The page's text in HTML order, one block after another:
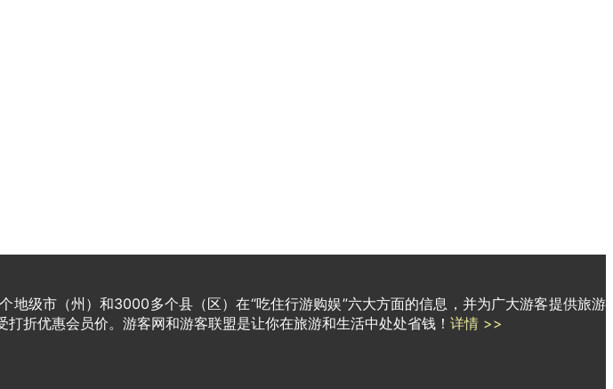
级市（州）和3000多个县（区）在“吃住行游购娱”六大方面的信息，并为广大游客提供旅游
折优惠会员价。游客网和游客联盟是让你在旅游和生活中处处省钱！ 详情 >>